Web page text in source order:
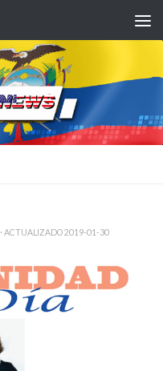
· ACTUALIZADO2019-01-30